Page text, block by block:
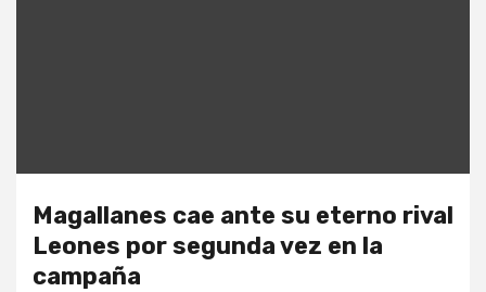
Magallanes cae ante su eterno rival
Leones por segunda vez en la
campaña